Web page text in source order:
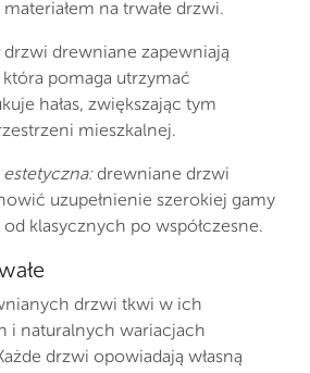
na trwałe drzwi.
drzwi drewniane zapewniają
pomaga utrzymać
hałas, zwiększając tym
mieszkalnej.
drewniane drzwi
uzupełnienie szerokiej gamy
klasycznych po współczesne.
drzwi tkwi w ich
i naturalnych wariacjach
drzwi opowiadają własną